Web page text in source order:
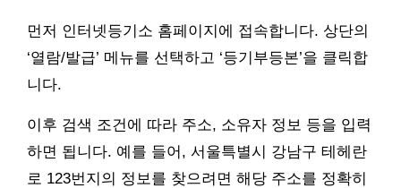
먼저 인터넷등기소 홈페이지에 접속합니다. 상단의
‘열람/발급’ 메뉴를 선택하고 ‘등기부등본’을 클릭합
니다.
이후 검색 조건에 따라 주소, 소유자 정보 등을 입력
하면 됩니다. 예를 들어, 서울특별시 강남구 테헤란
로 123번지의 정보를 찾으려면 해당 주소를 정확히